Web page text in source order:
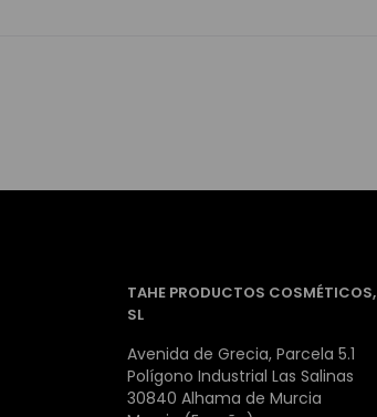
TAHE PRODUCTOS COSMÉTICOS,
SL
Avenida de Grecia, Parcela 5.1
Polígono Industrial Las Salinas
30840 Alhama de Murcia